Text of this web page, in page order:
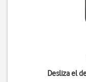
Desliza el